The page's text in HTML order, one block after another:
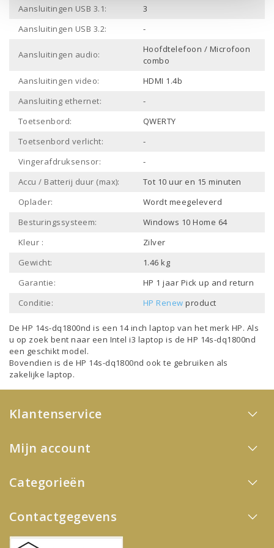
Aansluitingen USB 3.1:
3
Aansluitingen USB 3.2:
-
Aansluitingen audio:
Hoofdtelefoon / Microfoon
combo
Aansluitingen video:
HDMI 1.4b
Aansluiting ethernet:
-
Toetsenbord:
QWERTY
Toetsenbord verlicht:
-
Vingerafdruksensor:
-
Accu / Batterij duur (max):
Tot 10 uur en 15 minuten
Oplader:
Wordt meegeleverd
Besturingssysteem:
Windows 10 Home 64
Kleur :
Zilver
Gewicht:
1.46 kg
Garantie:
HP 1 jaar Pick up and return
Conditie:
HP Renew product
De HP 14s-dq1800nd is een 14 inch laptop van het merk HP. Als
u op zoek bent naar een Intel i3 laptopis de HP 14s-dq1800nd
een geschikt model.
Bovendien is de HP 14s-dq1800nd ook te gebruiken als
zakelijke laptop.
Klantenservice
Mijn account
Categorieën
Contactgegevens